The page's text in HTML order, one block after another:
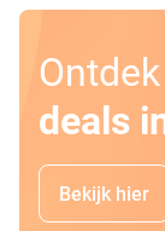
deals
Bekijk hier